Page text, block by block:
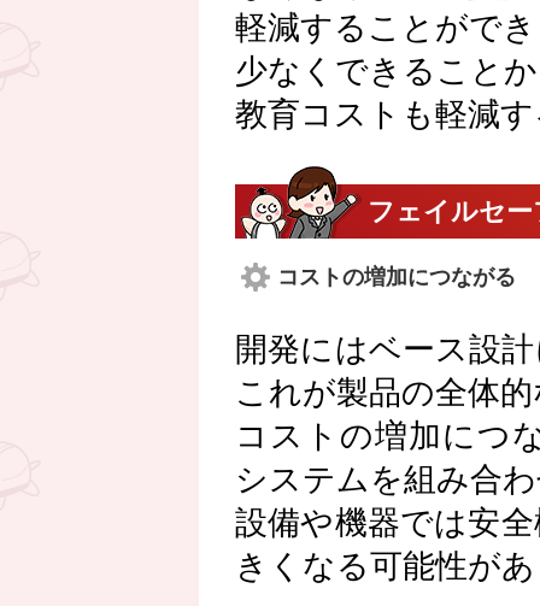
軽減することがで
少なくできること
教育コストも軽減
フェイルセ
コストの増加につながる
開発にはベース設
これが製品の全体
コストの増加につ
システムを組み合
設備や機器では安
きくなる可能性が